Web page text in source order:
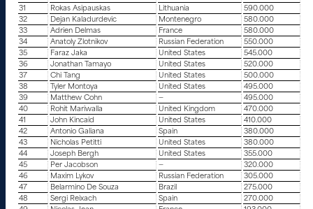
31
Rokas Asipauskas Lithuania
590.000
32
Dejan Kaladurdevic Montenegro
580.000
33
Adrien Delmas France
580.000
34
Anatoly Zlotnikov Russian Federation
550.000
35
Faraz Jaka United States
545.000
36
Jonathan Tamayo United States
520.000
37
Chi Tang United States
500.000
38
Tyler Montoya United States
495.000
39
Matthew Cohn —
495.000
40
Rohit Mariwalla United Kingdom
470.000
41
John Kincaid United States
410.000
42
Antonio Galiana Spain
380.000
43
Nicholas Petitti United States
380.000
44
Joseph Bergh United States
355.000
45
Per Jacobson —
320.000
46
Maxim Lykov Russian Federation
305.000
47
Belarmino De Souza Brazil
275.000
48
Sergi Reixach Spain
270.000